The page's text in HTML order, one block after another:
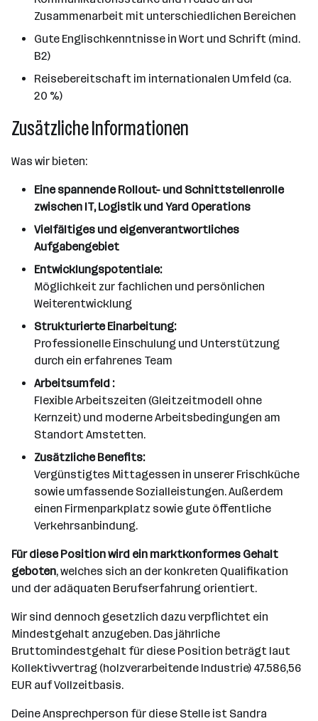
Zusammenarbeit mit unterschiedlichen Bereichen
Gute Englischkenntnisse in Wort und Schrift (mind.
B2)
Reisebereitschaft im internationalen Umfeld (ca.
20 %)
Zusätzliche Informationen
Was wir bieten:
Eine spannende Rollout- und Schnittstellenrolle
zwischen IT, Logistik und Yard Operations
Vielfältiges und eigenverantwortliches
Aufgabengebiet
Entwicklungspotentiale:
Möglichkeit zur fachlichen und persönlichen
Weiterentwicklung
Strukturierte Einarbeitung:
Professionelle Einschulung und Unterstützung
durch ein erfahrenes Team
Arbeitsumfeld :
Flexible Arbeitszeiten (Gleitzeitmodell ohne
Kernzeit) und moderne Arbeitsbedingungen am
Standort Amstetten.
Zusätzliche Benefits:
Vergünstigtes Mittagessen in unserer Frischküche
sowie umfassende Sozialleistungen. Außerdem
einen Firmenparkplatz sowie gute öffentliche
Verkehrsanbindung.
Für diese Position wird ein marktkonformes Gehalt
geboten, welches sich an der konkreten Qualifikation
und der adäquaten Berufserfahrung orientiert.
Wir sind dennoch gesetzlich dazu verpflichtet ein
Mindestgehalt anzugeben. Das jährliche
Bruttomindestgehalt für diese Position beträgt laut
Kollektivvertrag (holzverarbeitende Industrie) 47.586,56
EUR auf Vollzeitbasis.
Deine Ansprechperson für diese Stelle ist Sandra